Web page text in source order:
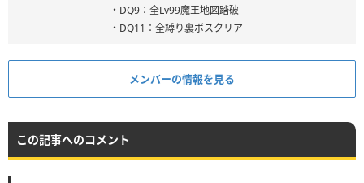
・DQ9：全Lv99魔王地図踏破
・DQ11：全縛り裏ボスクリア
メンバーの情報を見る
この記事へのコメント